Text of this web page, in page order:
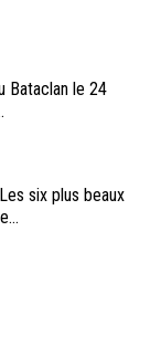
Bataclan le 24
six plus beaux